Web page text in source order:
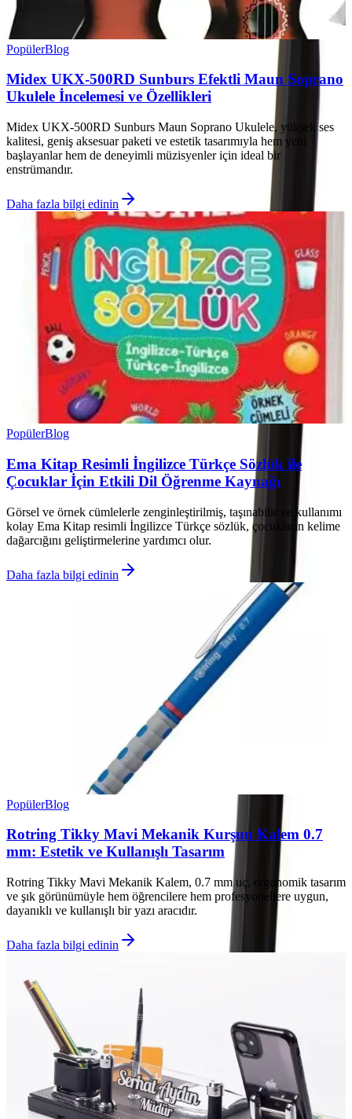
PopülerBlog
Midex UKX-500RD Sunburs Efektli Maun Soprano
Ukulele İncelemesi ve Özellikleri
Midex UKX-500RD Sunburs Maun Soprano Ukulele, yüksek ses
kalitesi, geniş aksesuar paketi ve estetik tasarımıyla hem yeni
başlayanlar hem de deneyimli müzisyenler için ideal bir
enstrümandır.
Daha fazla bilgi edinin
PopülerBlog
Ema Kitap Resimli İngilizce Türkçe Sözlük ile
Çocuklar İçin Etkili Dil Öğrenme Kaynağı
Görsel ve örnek cümlelerle zenginleştirilmiş, taşınabilir ve kullanımı
kolay Ema Kitap resimli İngilizce Türkçe sözlük, çocukların kelime
dağarcığını geliştirmelerine yardımcı olur.
Daha fazla bilgi edinin
PopülerBlog
Rotring Tikky Mavi Mekanik Kurşun Kalem 0.7
mm: Estetik ve Kullanışlı Tasarım
Rotring Tikky Mavi Mekanik Kalem, 0.7 mm uç, ergonomik tasarım
ve şık görünümüyle hem öğrencilere hem profesyonellere uygun,
dayanıklı ve kullanışlı bir yazı aracıdır.
Daha fazla bilgi edinin